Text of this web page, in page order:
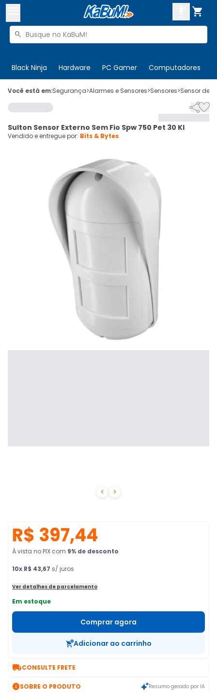

Buscar produtos

Black Ninja Hardware PC Gamer Computadores
 Olá. Acesse sua conta
 Departamentos
Cupons
Ativar tradutor em libras
CADASTRE-SE
Você está em:Segurança>Alarmes e Sensores>Sensores>Sensor de
 

Sulton Sensor Externo Sem Fio Spw 750 Pet 30 Kl
Vendido e entregue por: Bits & Bytes
R$ 397,44
À vista no PIX com 9% de desconto
10x R$ 43,67 s/ juros
Ver detalhes de parcelamento
Em estoque
Comprar agora
Adicionar ao carrinho
CONSULTE FRETE
SOBRE O PRODUTO Resumo gerado por IA